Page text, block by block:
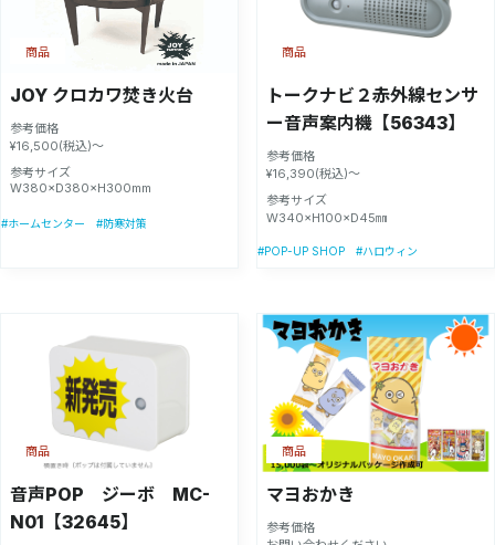
JOY クロカワ焚き火台
参考価格
¥16,500(税込)～
参考サイズ
W380×D380×H300mm
商品
#ホームセンター #防寒対策
トークナビ２赤外線センサ
ー音声案内機【56343】
参考価格
¥16,390(税込)～
参考サイズ
W340×H100×D45㎜
商品
#POP-UP SHOP #ハロウィン
音声POP ジーボ MC-
N01【32645】
商品
マヨおかき
参考価格
商品